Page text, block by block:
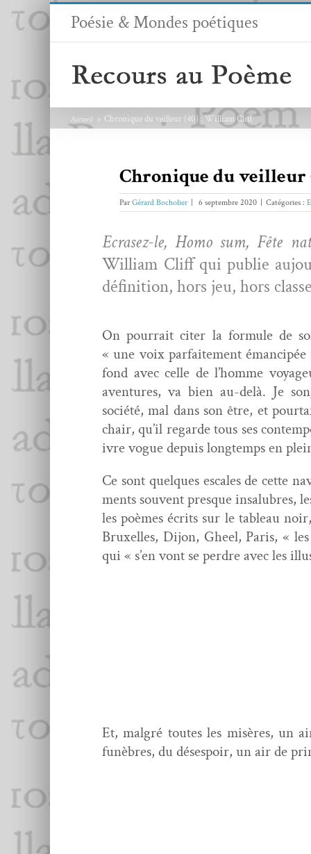
Passer
Poésie & Mondes poétiques
Accueil Chronique du veilleur (40) : William Cliff
Chronique du
ParGérard Bocholier 6 septembre 2020 Catégories :
Ecrasez-le, Homo sum, Fête
William Cliff qui pub­lie
déf­i­ni­tion, hors jeu, hors
On pour­rait citer la for­mule de
« une voix par­faite­ment
fond avec celle de l’homme
aven­tures, va bien au-delà. Je
société, mal dans son être, et
chair, qu’il regarde tous ses
ivre vogue depuis longtemps en
Ce sont quelques escales de cette
ments sou­vent presque insalu­bres,
les poèmes écrits sur le tableau
Brux­elles, Dijon, Gheel, Paris, «
qui « s’en vont se per­dre avec les
Et, mal­gré toutes les mis­ères, un
funèbres, du dés­espoir, un air de